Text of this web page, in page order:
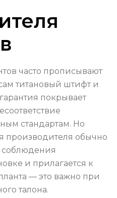
часто прописывают
титановый штифт и
покрывает
стандартам. Но
производителя обычно
соблюдения
и прилагается к
— это важно при
талона.